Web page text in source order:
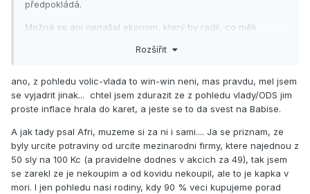
předpokládá.
Možná se ani nenašel ekonom, který by radil, co měli
Rozšířit
ano, z pohledu volic-vlada to win-win neni, mas pravdu, mel jsem
se vyjadrit jinak... chtel jsem zdurazit ze z pohledu vlady/ODS jim
proste inflace hrala do karet, a jeste se to da svest na Babise.
A jak tady psal Afri, muzeme si za ni i sami.... Ja se priznam, ze
byly urcite potraviny od urcite mezinarodni firmy, ktere najednou z
50 sly na 100 Kc (a pravidelne dodnes v akcich za 49), tak jsem
se zarekl ze je nekoupim a od kovidu nekoupil, ale to je kapka v
mori. I jen pohledu nasi rodiny, kdy 90 % veci kupujeme porad